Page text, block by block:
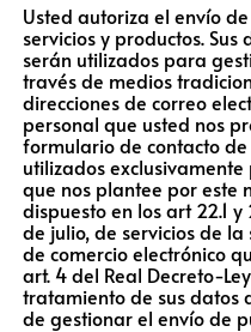
Usted autoriza el envío
servicios y productos.
serán utilizados para
través de medios
direcciones de correo
personal que usted nos
formulario de contacto
utilizados
que nos plantee por este
dispuesto en los art 22.1
de julio, de servicios de
de comercio electrónico
art. 4 del Real Decreto-
tratamiento de sus datos
de gestionar el envío de